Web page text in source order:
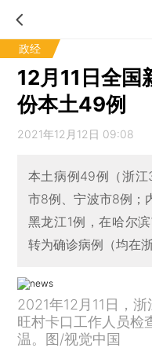
政经
12月11日全国
份本土49例
2021年12月12日 09:08
本土病例49例（浙
市8例、宁波市8例；
黑龙江1例，在哈尔
转为确诊病例（均在浙
2021年12月11日，
旺村卡口工作人员检
温。图/视觉中国